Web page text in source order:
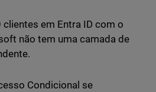
clientes em Entra ID com o
não tem uma camada de
Condicional se